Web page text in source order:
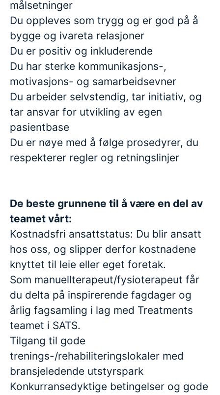
målsetninger
Du oppleves som trygg og er god på å
bygge og ivareta relasjoner
Du er positiv og inkluderende
Du har sterke kommunikasjons-,
motivasjons- og samarbeidsevner
Du arbeider selvstendig, tar initiativ, og
tar ansvar for utvikling av egen
pasientbase
Du er nøye med å følge prosedyrer, du
respekterer regler og retningslinjer
De beste grunnene til å være en del av
teamet vårt:
Kostnadsfri ansattstatus: Du blir ansatt
hos oss, og slipper derfor kostnadene
knyttet til leie eller eget foretak.
Som manuellterapeut/fysioterapeut får
du delta på inspirerende fagdager og
årlig fagsamling i lag med Treatments
teamet i SATS.
Tilgang til gode
trenings-/rehabiliteringslokaler med
bransjeledende utstyrspark
Konkurransedyktige betingelser og gode